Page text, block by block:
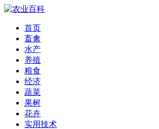
首页
畜禽
水产
养殖
粮食
经济
蔬菜
果树
花卉
实用技术